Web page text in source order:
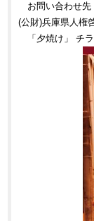
お問い合わせ
(公財)兵庫県人権
「夕焼け」 チ